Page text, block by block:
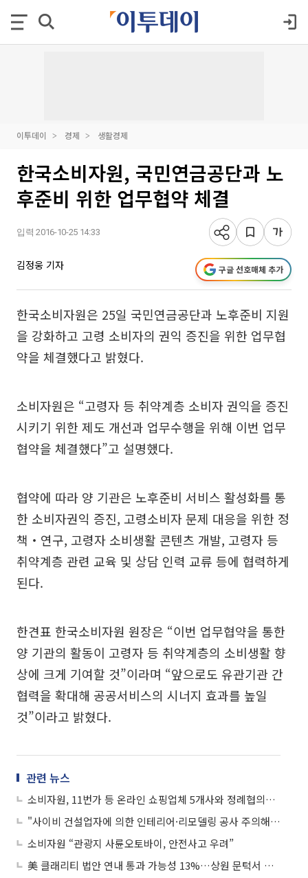
이투데이 경제 생활경제
한국소비자원, 국민연금공단과 노
후준비 위한 업무협약 체결
입력 2016-10-25 14:33
김정웅 기자 구글 선호매체 추가
한국소비자원은 25일 국민연금공단과 노후준비 지원
을 강화하고 고령 소비자의 권익 증진을 위한 업무협
약을 체결했다고 밝혔다.
소비자원은 “고령자 등 취약계층 소비자 권익을 증진
시키기 위한 제도 개선과 업무수행을 위해 이번 업무
협약을 체결했다”고 설명했다.
협약에 따라 양 기관은 노후준비 서비스 활성화를 통
한 소비자권익 증진, 고령소비자 문제 대응을 위한 정
책‧연구, 고령자 소비생활 콘텐츠 개발, 고령자 등
취약계층 관련 교육 및 상담 인력 교류 등에 협력하게
된다.
한견표 한국소비자원 원장은 “이번 업무협약을 통한
양 기관의 활동이 고령자 등 취약계층의 소비생활 향
상에 크게 기여할 것”이라며 “앞으로도 유관기관 간
협력을 확대해 공공서비스의 시너지 효과를 높일
것”이라고 밝혔다.
관련 뉴스
소비자원, 11번가 등 온라인 쇼핑업체 5개사와 정례협의회 발족
"사이비 건설업자에 의한 인테리어·리모델링 공사 주의해야"
소비자원 “관광지 사륜오토바이, 안전사고 우려”
美 클래리티 법안 연내 통과 가능성 13%…상원 문턱서 제동